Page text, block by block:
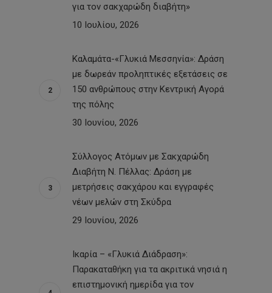
για τον σακχαρώδη διαβήτη»
10 Ιουλίου, 2026
Καλαμάτα-«Γλυκιά Μεσσηνία»: Δράση
με δωρεάν προληπτικές εξετάσεις σε
150 ανθρώπους στην Κεντρική Αγορά
της πόλης
30 Ιουνίου, 2026
Σύλλογος Ατόμων με Σακχαρώδη
Διαβήτη Ν. Πέλλας: Δράση με
μετρήσεις σακχάρου και εγγραφές
νέων μελών στη Σκύδρα
29 Ιουνίου, 2026
Ικαρία – «Γλυκιά Διάδραση»:
Παρακαταθήκη για τα ακριτικά νησιά η
επιστημονική ημερίδα για τον